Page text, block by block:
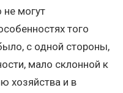
могут
того
с одной стороны,
мало склонной к
хозяйства и в